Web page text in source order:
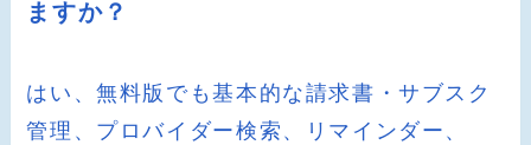
ますか？
はい、無料版でも基本的な請求書・サブスク
管理、プロバイダー検索、リマインダー、